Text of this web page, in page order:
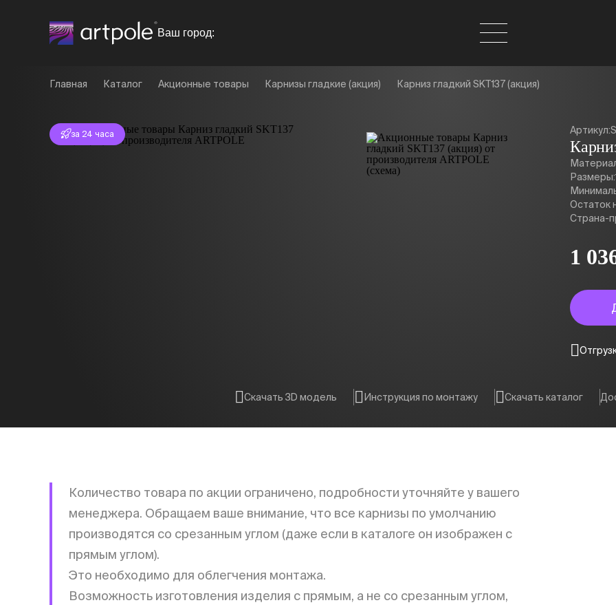
Ваш город:
Главная Каталог Акционные товары Карнизы гладкие (акция) Карниз гладкий SKT137 (акция)
за 24 часа Артикул:
Размеры:
Остаток
Страна-
1
Скачать 3D модель Инструкция по монтажу Скачать каталог
Количество товара по акции ограничено, подробности уточняйте у вашего
менеджера. Обращаем ваше внимание, что все карнизы по умолчанию
производятся со срезанным углом (даже если в каталоге он изображен с
прямым углом).
Это необходимо для облегчения монтажа.
Возможность изготовления изделия с прямым, а не со срезанным углом,